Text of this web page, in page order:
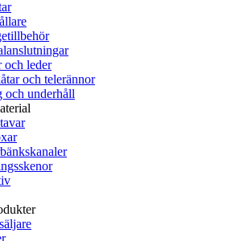
och leder
och telerännor
och underhåll